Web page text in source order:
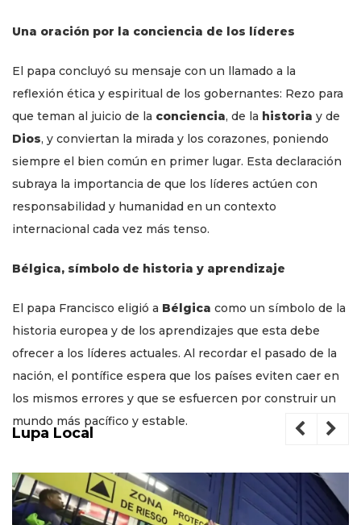
Una oración por la conciencia de los líderes
El papa concluyó su mensaje con un llamado a la
reflexión ética y espiritual de los gobernantes: Rezo para
que teman al juicio de la conciencia, de la historia y de
Dios, y conviertan la mirada y los corazones, poniendo
siempre el bien común en primer lugar. Esta declaración
subraya la importancia de que los líderes actúen con
responsabilidad y humanidad en un contexto
internacional cada vez más tenso.
Bélgica, símbolo de historia y aprendizaje
El papa Francisco eligió a Bélgica como un símbolo de la
historia europea y de los aprendizajes que esta debe
ofrecer a los líderes actuales. Al recordar el pasado de la
nación, el pontífice espera que los países eviten caer en
los mismos errores y que se esfuercen por construir un
mundo más pacífico y estable.
Lupa Local